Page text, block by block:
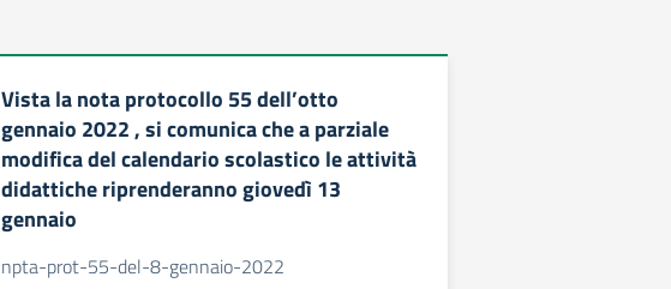
Vista la nota protocollo 55 dell’otto
gennaio 2022 , si comunica che a parziale
modifica del calendario scolastico le attività
didattiche riprenderanno giovedì 13
gennaio
npta-prot-55-del-8-gennaio-2022